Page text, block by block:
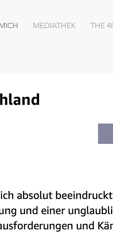
MEDIATHEK THE